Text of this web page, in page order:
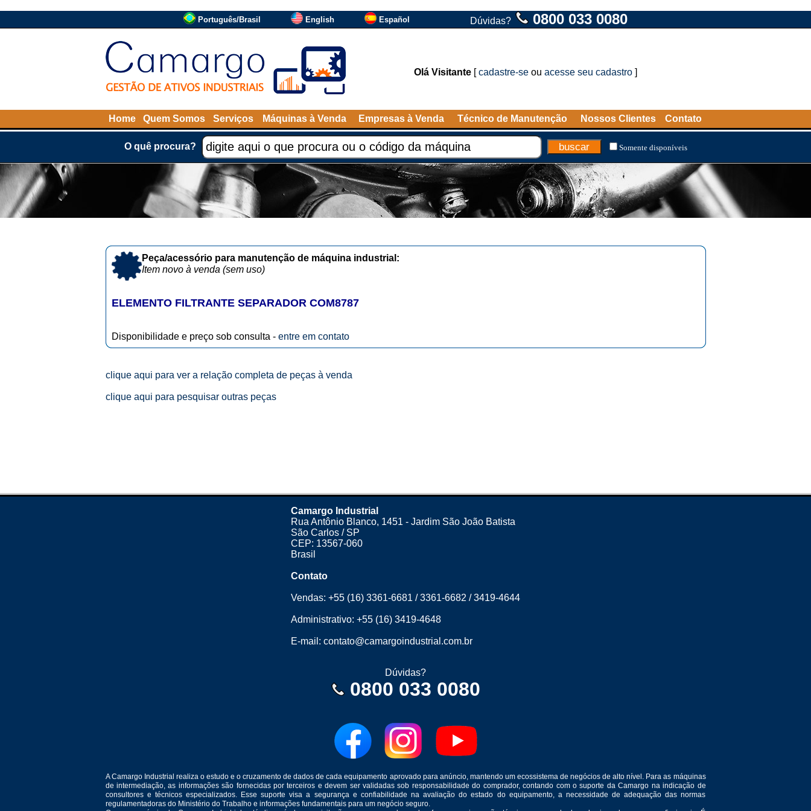
Português/Brasil English Español Dúvidas? 0800 033 0080
Olá Visitante [cadastre-se ou acesse seu cadastro ]
Home Quem Somos Serviços Máquinas à Venda Empresas à Venda Técnico de Manutenção Nossos Clientes Contato
O quê procura? Somente disponíveis
Peça/acessório para manutenção de máquina industrial:
Item novo à venda (sem uso)
ELEMENTO FILTRANTE SEPARADOR COM8787
Disponibilidade e preço sob consulta - entre em contato
clique aqui para ver a relação completa de peças à venda
clique aqui para pesquisar outras peças
Camargo Industrial
Rua Antônio Blanco, 1451 - Jardim São João Batista
São Carlos / SP
CEP: 13567-060
Brasil
Contato
Vendas: +55 (16) 3361-6681 /3361-6682 /3419-4644
Administrativo: +55 (16) 3419-4648
E-mail: contato@camargoindustrial.com.br
Dúvidas?
0800 033 0080
A Camargo Industrial realiza o estudo e o cruzamento de dados de cada equipamento aprovado para anúncio, mantendo um ecossistema de negócios de alto nível. Para as máquinas
de intermediação, as informações são fornecidas por terceiros e devem ser validadas sob responsabilidade do comprador, contando com o suporte da Camargo na indicação de
consultores e técnicos especializados. Esse suporte visa a segurança e confiabilidade na avaliação do estado do equipamento, a necessidade de adequação das normas
regulamentadoras do Ministério do Trabalho e informações fundamentais para um negócio seguro.